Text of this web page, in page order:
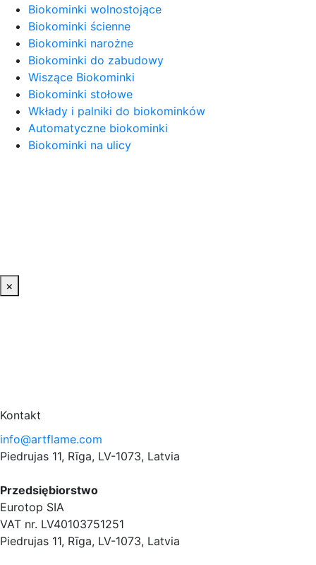
Biokominki wolnostojące
Biokominki ścienne
Biokominki narożne
Biokominki do zabudowy
Wiszące Biokominki
Biokominki stołowe
Wkłady i palniki do biokominków
Automatyczne biokominki
Biokominki na ulicy
×
Kontakt
info@artflame.com
Piedrujas 11, Rīga, LV-1073, Latvia
Przedsiębiorstwo
Eurotop SIA
VAT nr. LV40103751251
Piedrujas 11, Rīga, LV-1073, Latvia